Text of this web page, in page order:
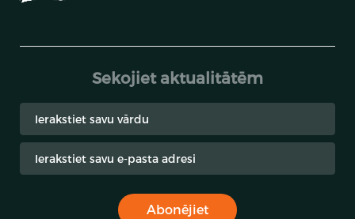
Sekojiet aktualitātēm
Abonējiet